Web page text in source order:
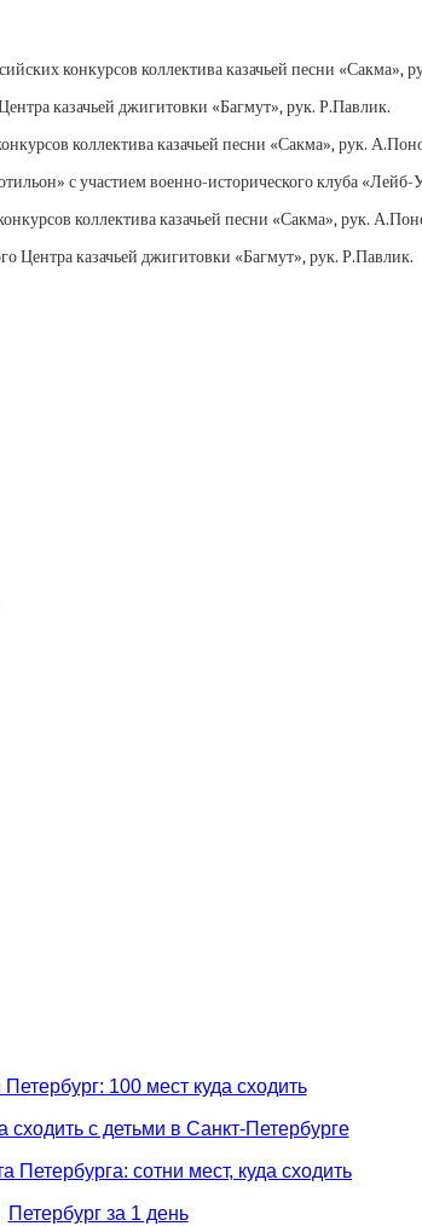
конкурсов коллектива казачьей песни «Сакма»,
казачьей джигитовки «Багмут», рук. Р.Павлик.
коллектива казачьей песни «Сакма», рук.
с участием военно-исторического клуба «Лейб-
коллектива казачьей песни «Сакма», рук.
Центра казачьей джигитовки «Багмут», рук. Р.Павлик.
100 мест куда сходить
сходить с детьми в Санкт-Петербурге
Петербурга: сотни мест, куда сходить
Петербург за 1 день